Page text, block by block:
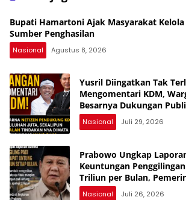
Bupati Hamartoni Ajak Masyarakat Kelola
Sumber Penghasilan
Nasional Agustus 8, 2026
Yusril Diingatkan Tak
Mengomentari KDM,
Besarnya Dukungan
Nasional Juli 29, 2026
Prabowo Ungkap
Keuntungan
Triliun per Bulan,
Penertiban
Nasional Juli 26, 2026